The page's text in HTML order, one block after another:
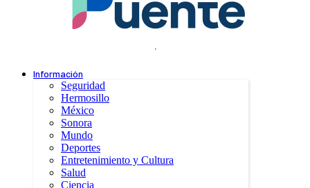
.
Información
Seguridad
Hermosillo
México
Sonora
Mundo
Deportes
Entretenimiento y Cultura
Salud
Ciencia